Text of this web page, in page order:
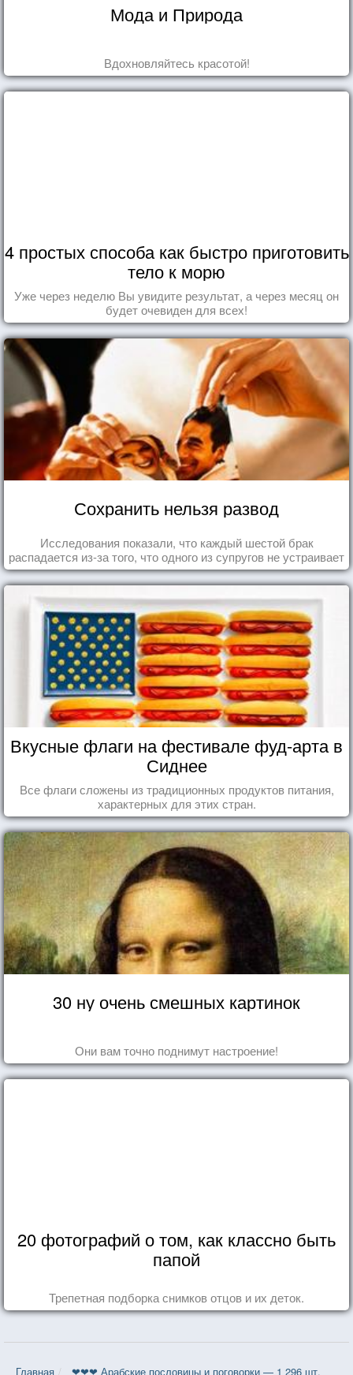
Мода и Природа
Вдохновляйтесь красотой!
4 простых способа как быстро приготовить
тело к морю
Уже через неделю Вы увидите результат, а через месяц он
будет очевиден для всех!
Сохранить нельзя развод
Исследования показали, что каждый шестой брак
распадается из-за того, что одного из супругов не устраивает
та роль, которая выпала ему в семье.
Вкусные флаги на фестивале фуд-арта в
Сиднее
Все флаги сложены из традиционных продуктов питания,
характерных для этих стран.
30 ну очень смешных картинок
Они вам точно поднимут настроение!
20 фотографий о том, как классно быть
папой
Трепетная подборка снимков отцов и их деток.
Главная ❤❤❤ Арабские пословицы и поговорки — 1 296 шт.